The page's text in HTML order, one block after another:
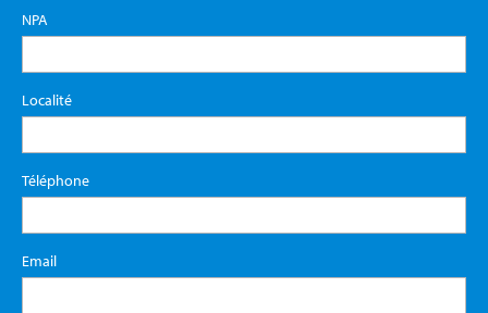
NPA
Localité
Téléphone
Email